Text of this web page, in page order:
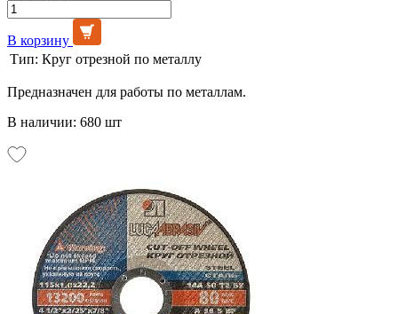
В корзину
Тип: Круг отрезной по металлу
Предназначен для работы по металлам.
В наличии: 680 шт